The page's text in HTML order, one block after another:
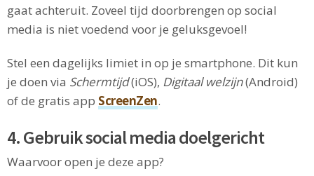
gaat achteruit. Zoveel tijd doorbrengen op social
media is niet voedend voor je geluksgevoel!
Stel een dagelijks limiet in op je smartphone. Dit kun
je doen via Schermtijd(iOS), Digitaal welzijn(Android)
of de gratis app ScreenZen.
4. Gebruik social media doelgericht
Waarvoor open je deze app?